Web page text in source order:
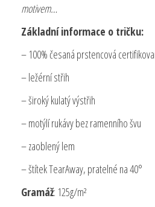
motivem…
Základní informace o tričku:
– 100% česaná prstencová
– ležérní střih
– široký kulatý výstřih
– motýlí rukávy bez ramenního švu
– zaoblený lem
– štítek TearAway, pratelné na 40°
Gramáž: 125g/m²